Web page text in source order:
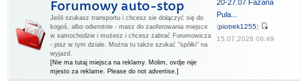
Forumowy auto-stop
Jeśli szukasz transportu i chcesz sie dołączyć się do
kogoś, albo odwrotnie - masz do zaoferowania miejsce
w samochodzie i możesz i chcesz zabrać Forumowicza
- pisz w tym dziale. Można tu także szukać "spółki" na
wyjazd.
[Nie ma tutaj miejsca na reklamy. Molim, ovdje nije
mjesto za reklame. Please do not advertise.]
20-27.07 Fazana
Pula...
(piotrek1255)
15.07.2026 06:49